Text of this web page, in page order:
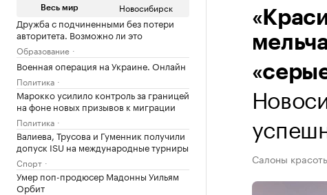
Весь мир Новосибирск
Дружба с подчиненными без потери
авторитета. Возможно ли это
Образование
Военная операция на Украине. Онлайн
Политика
Марокко усилило контроль за границей
на фоне новых призывов к миграции
Политика
Валиева, Трусова и Гуменник получили
допуск ISU на международные турниры
Спорт
Умер поп-продюсер Мадонны Уильям
Орбит
Салоны